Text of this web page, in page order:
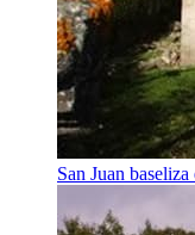
San Juan